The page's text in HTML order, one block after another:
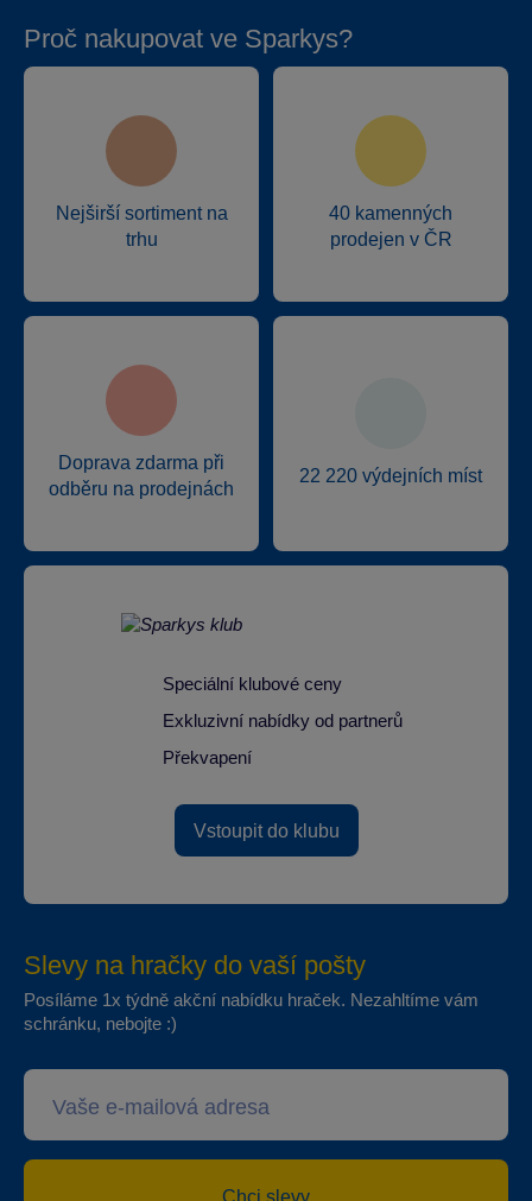
Proč nakupovat ve Sparkys?
Nejširší sortiment na
trhu
40 kamenných
prodejen v ČR
Doprava zdarma při
odběru na prodejnách
22 220 výdejních míst
Speciální klubové ceny
Exkluzivní nabídky od partnerů
Překvapení
Vstoupit do klubu
Slevy na hračky do vaší pošty
Posíláme 1x týdně akční nabídku hraček. Nezahltíme vám
schránku, nebojte :)
Chci slevy